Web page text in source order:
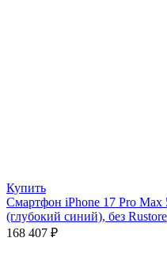
Купить
Смартфон iPhone 17 Pro
(глубокий синий), без Rustore
168 407 ₽